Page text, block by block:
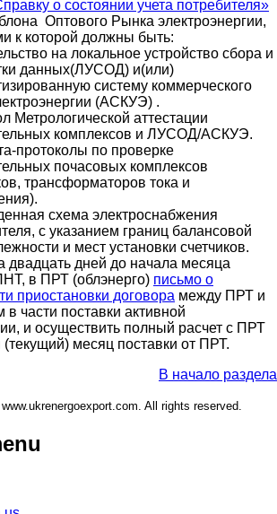
о состоянии учета потребителя»
Оптового Рынка электроэнергии,
к которой должны быть:
на локальное устройство сбора и
данных(ЛУСОД) и(или)
систему коммерческого
(АСКУЭ) .
Метрологической аттестации
комплексов и ЛУСОД/АСКУЭ.
протоколы по проверке
почасовых комплексов
трансформаторов тока и
схема электроснабжения
с указанием границ балансовой
и мест установки счетчиков.
двадцать дней до начала месяца
в ПРТ (облэнерго) письмо о
приостановки договора между ПРТ и
в части поставки активной
и осуществить полный расчет с ПРТ
(текущий) месяц поставки от ПРТ.
В начало раздела
All rights reserved.